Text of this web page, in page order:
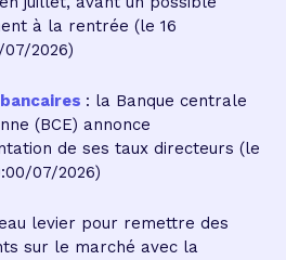
à la rentrée (le 16
07/2026)
: la Banque centrale
(BCE) annonce
de ses taux directeurs (le
07/2026)
levier pour remettre des
sur le marché avec la